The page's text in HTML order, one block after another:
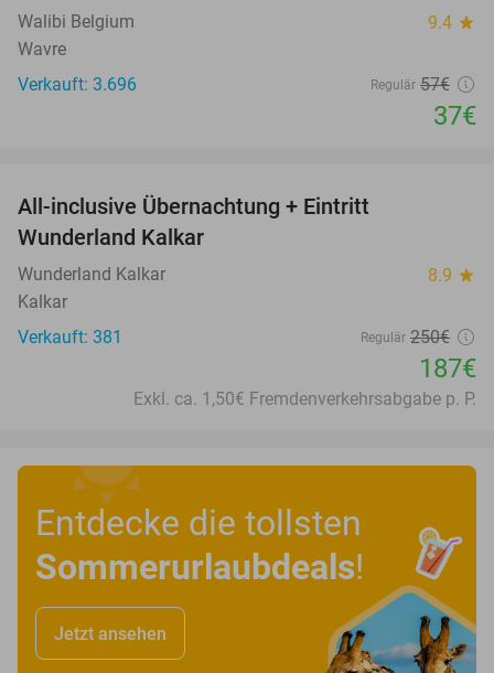
Walibi Belgium 9.4 star
Wavre
Verkauft: 3.696
Regulär 57€
37€
All-inclusive Übernachtung + Eintritt
Wunderland Kalkar
Wunderland Kalkar 8.9 star
Kalkar
Verkauft: 381
Regulär 250€
187€
Exkl. ca. 1,50€ Fremdenverkehrsabgabe p. P.
Entdecke die tollsten
Sommerurlaubdeals!
Jetzt ansehen